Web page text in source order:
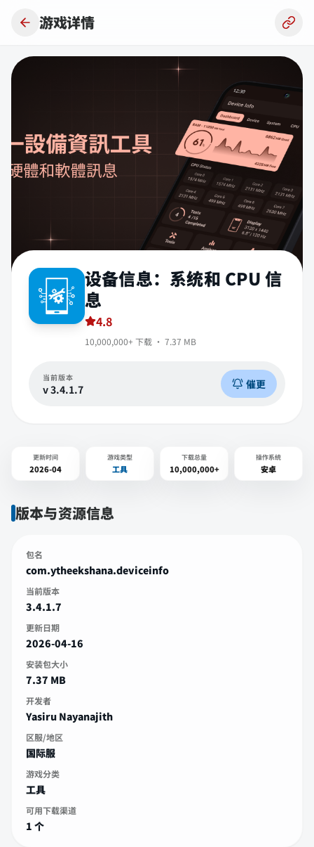
游戏详情
设备信息：系统和 CPU 信
息
4.8
10,000,000+ 下载 · 7.37 MB
当前版本
v3.4.1.7 催更
更新时间
2026-04
游戏类型
工具
下载总量
10,000,000+
操作系统
安卓
版本与资源信息
包名
com.ytheekshana.deviceinfo
当前版本
3.4.1.7
更新日期
2026-04-16
安装包大小
7.37 MB
开发者
Yasiru Nayanajith
区服/地区
国际服
游戏分类
工具
可用下载渠道
1 个